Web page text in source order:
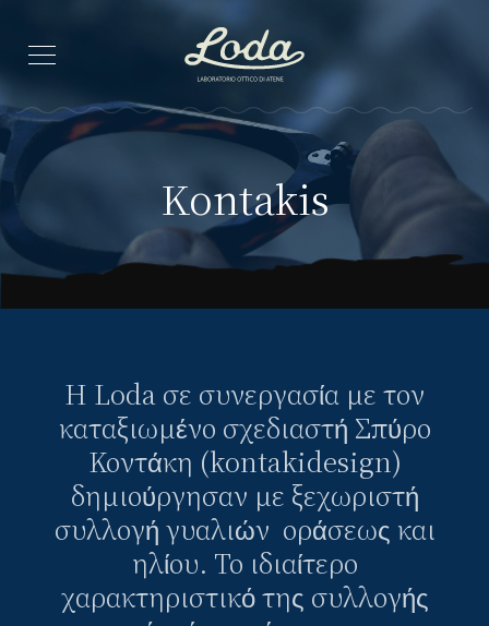
Kontakis
H Loda σε συνεργασία με τον
καταξιωμένο σχεδιαστή Σπύρο
Κοντάκη (kontakidesign)
δημιούργησαν με ξεχωριστή
συλλογή γυαλιών οράσεως και
ηλίου. Το ιδιαίτερο
χαρακτηριστικό της συλλογής